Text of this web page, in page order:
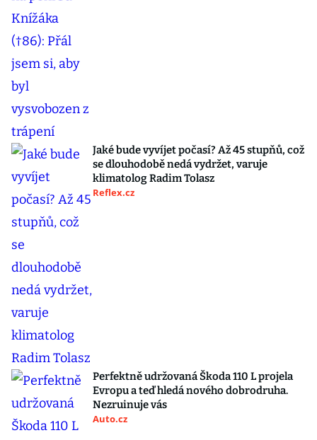
Jaké bude vyvíjet počasí? Až 45 stupňů, což
se dlouhodobě nedá vydržet, varuje
klimatolog Radim Tolasz
Reflex.cz
Perfektně udržovaná Škoda 110 L projela
Evropu a teď hledá nového dobrodruha.
Nezruinuje vás
Auto.cz